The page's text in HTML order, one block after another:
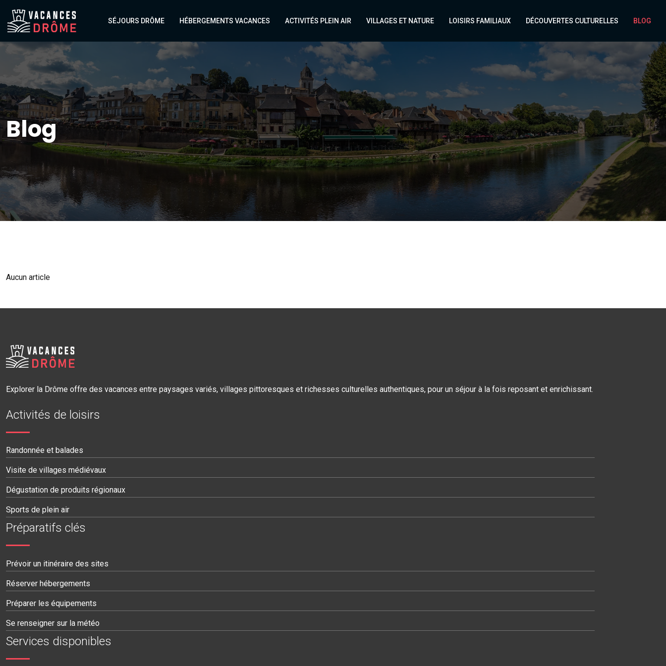
SÉJOURS DRÔME HÉBERGEMENTS VACANCES ACTIVITÉS PLEIN AIR VILLAGES ET NATURE LOISIRS FAMILIAUX DÉCOUVERTES CULTURELLES BLOG
Blog
Aucun article
Explorer la Drôme offre des vacances entre paysages variés, villages pittoresques et richesses culturelles authentiques, pour un séjour à la fois reposant et enrichissant.
Activités de loisirs
Randonnée et balades
Visite de villages médiévaux
Dégustation de produits régionaux
Sports de plein air
Préparatifs clés
Prévoir un itinéraire des sites
Réserver hébergements
Préparer les équipements
Se renseigner sur la météo
Services disponibles